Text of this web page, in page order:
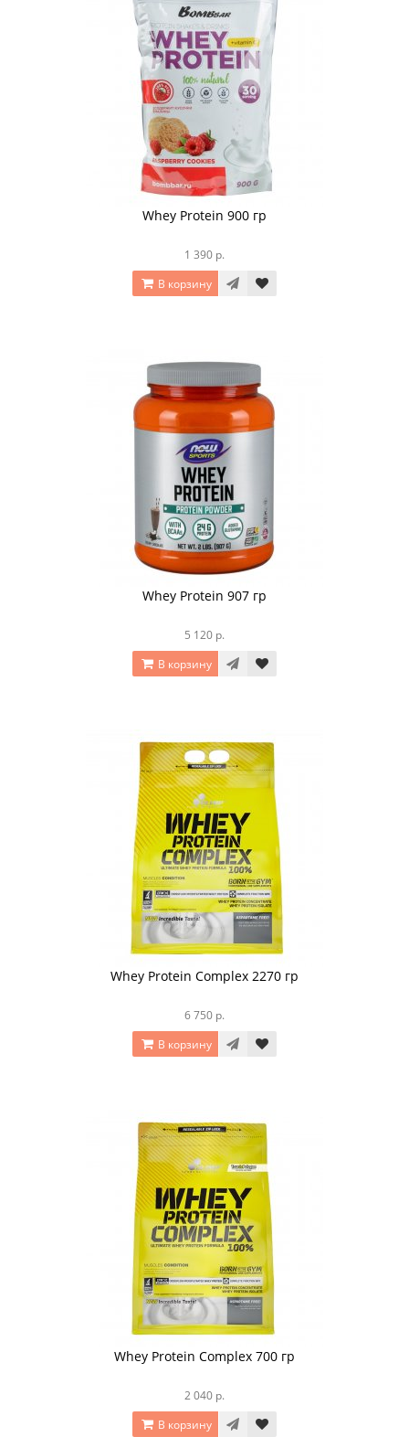
Whey Protein 900 гр
1 390 р.
В корзину
Whey Protein 907 гр
5 120 р.
В корзину
Whey Protein Complex 2270 гр
6 750 р.
В корзину
Whey Protein Complex 700 гр
2 040 р.
В корзину